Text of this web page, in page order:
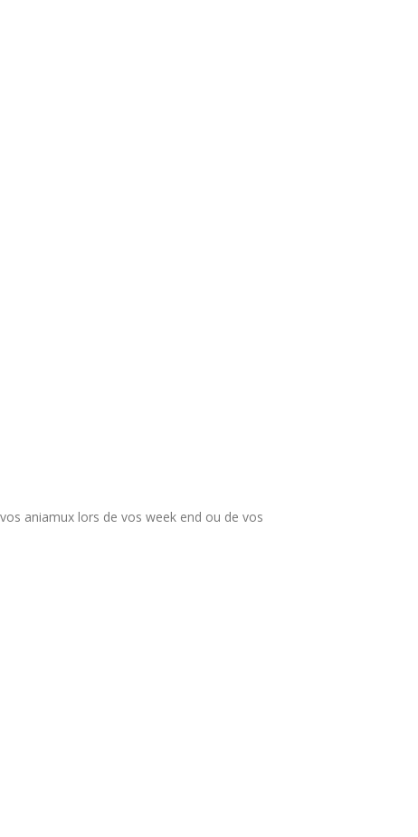
aniamux lors de vos week end ou de vos